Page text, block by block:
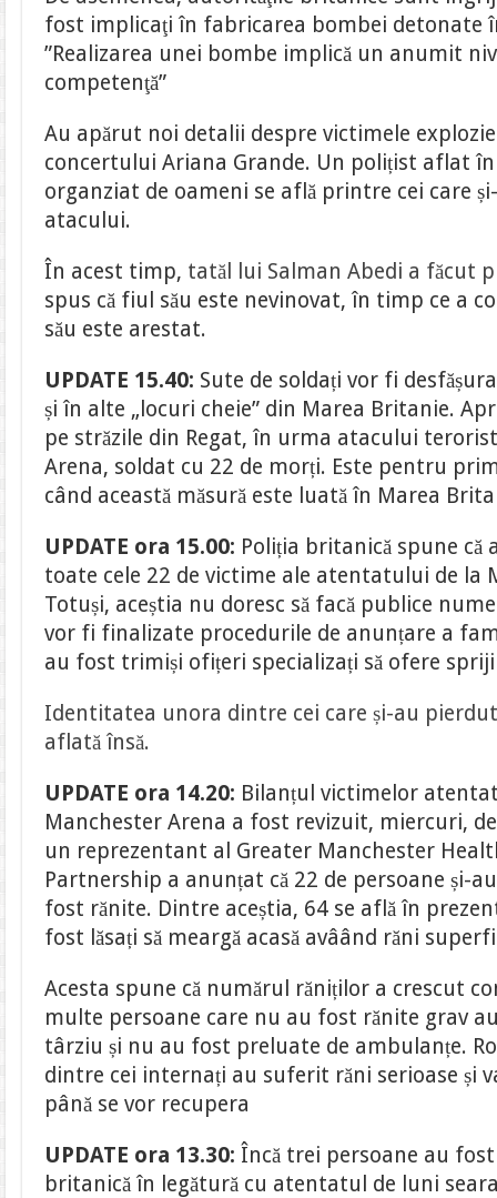
fost implicaţi în fabricarea bombei detonate
”Realizarea unei bombe implică un anumit
competenţă”
Au apărut noi detalii despre victimele
concertului Ariana Grande. Un polițist aflat
organziat de oameni se află printre cei care
atacului.
În acest timp, tatăl lui Salman Abedi a făcut
spus că fiul său este nevinovat, în timp ce a
său este arestat.
UPDATE 15.40: Sute de soldați vor fi
și în alte „locuri cheie” din Marea Britanie.
pe străzile din Regat, în urma atacului
Arena, soldat cu 22 de morți. Este pentru
când această măsură este luată în Marea
UPDATE ora 15.00: Poliția britanică spune că
toate cele 22 de victime ale atentatului de la
Totuși, aceștia nu doresc să facă publice
vor fi finalizate procedurile de anunțare a
au fost trimiși ofițeri specializați să ofere
Identitatea unora dintre cei care și-au
aflată însă.
UPDATE ora 14.20: Bilanțul victimelor
Manchester Arena a fost revizuit, miercuri,
un reprezentant al Greater Manchester
Partnership a anunțat că 22 de persoane și-
fost rănite. Dintre aceștia, 64 se află în
fost lăsați să meargă acasă avâând răni
Acesta spune că numărul răniților a crescut
multe persoane care nu au fost rănite grav
târziu și nu au fost preluate de ambulanțe.
dintre cei internați au suferit răni serioase și
până se vor recupera
UPDATE ora 13.30: Încă trei persoane au
britanică în legătură cu atentatul de luni